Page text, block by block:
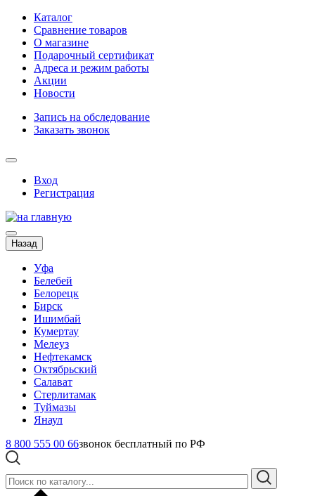
Каталог
Сравнение товаров
О магазине
Подарочный сертификат
Адреса и режим работы
Акции
Новости
Запись на обследование
Заказать звонок
Вход
Регистрация
Назад
Уфа
Белебей
Белорецк
Бирск
Ишимбай
Кумертау
Мелеуз
Нефтекамск
Октябрьский
Салават
Стерлитамак
Туймазы
Янаул
8 800 555 00 66звонок бесплатный по РФ